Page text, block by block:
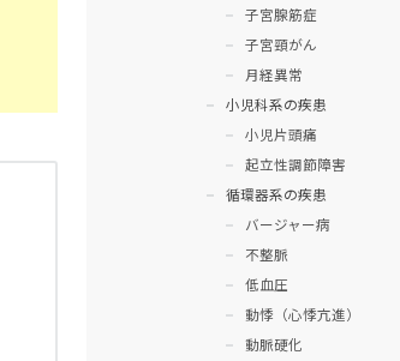
子宮腺筋症
子宮頸がん
月経異常
小児科系の疾患
小児片頭痛
起立性調節障害
循環器系の疾患
バージャー病
不整脈
低血圧
動悸（心悸亢進）
動脈硬化